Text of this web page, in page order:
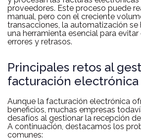
proveedores. Este proceso puede
manual, pero con el creciente
transacciones, la automatización se
una herramienta esencial para evitar
errores y retrasos.
Principales retos al
facturación electrónica
Aunque la facturación electrónica
beneficios, muchas empresas
desafíos al gestionar la recepción
A continuación, destacamos los
comunes: